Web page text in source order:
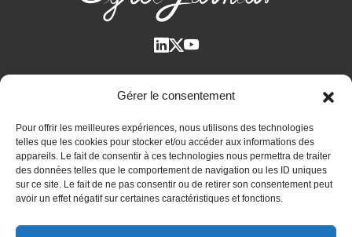
Gérer le consentement
Pour offrir les meilleures expériences, nous utilisons des technologies
telles que les cookies pour stocker et/ou accéder aux informations des
appareils. Le fait de consentir à ces technologies nous permettra de traiter
des données telles que le comportement de navigation ou les ID uniques
sur ce site. Le fait de ne pas consentir ou de retirer son consentement peut
avoir un effet négatif sur certaines caractéristiques et fonctions.
Plan des articles
Cyril Jarnias dans la Presse
Contactez-moi